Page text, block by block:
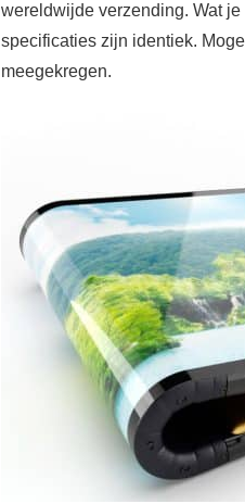
wereldwijde verzending. Wat
specificaties zijn identiek.
meegekregen.